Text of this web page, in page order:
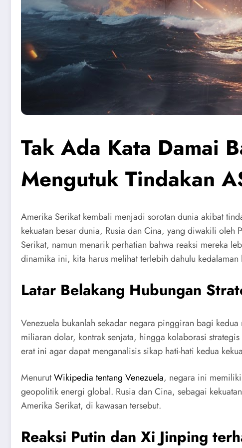
Tak Ada Kata Damai
Mengutuk Tindakan
Amerika Serikat kembali menjadi sorotan dunia akibat
kekuatan besar dunia, Rusia dan Cina, yang diwakili
Serikat, namun menarik perhatian bahwa reaksi mereka
dinamika ini, kita harus melihat terlebih dahulu
Latar Belakang Hubungan
Venezuela bukanlah sekadar negara pinggiran bagi
miliaran dolar, kontrak senjata, hingga kolaborasi
erat ini agar dapat menganalisis sikap hati-hati kedua
MenurutWikipedia tentang Venezuela, negara ini
geopolitik energi global. Rusia dan Cina, sebagai
Amerika Serikat, di kawasan tersebut.
Reaksi Putin dan Xi Jinping